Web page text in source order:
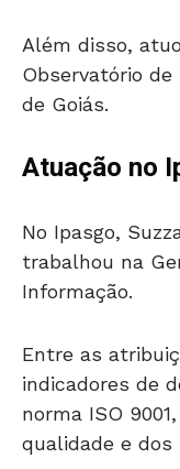
Além disso,
Observatório de
de Goiás.
Atuação no
No Ipasgo,
trabalhou na
Informação.
Entre as
indicadores de
norma ISO
qualidade e dos